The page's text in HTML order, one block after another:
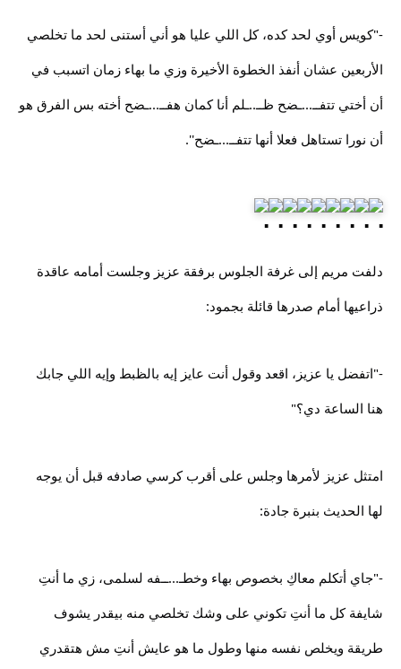
-"كويس أوي لحد كده، كل اللي عليا هو أني أستنى لحد ما تخلصي
الأربعين عشان أنفذ الخطوة الأخيرة وزي ما بهاء زمان اتسبب في
أن أختي تتفــ...ـضح ظــ..ـلم أنا كمان هفــ...ـضح أخته بس الفرق هو
أن نورا تستاهل فعلا أنها تتفــ...ـضح''.
دلفت مريم إلى غرفة الجلوس برفقة عزيز وجلست أمامه عاقدة
ذراعيها أمام صدرها قائلة بجمود:
-"اتفضل يا عزيز، اقعد وقول أنت عايز إيه بالظبط وإيه اللي جابك
هنا الساعة دي؟"
امتثل عزيز لأمرها وجلس على أقرب كرسي صادفه قبل أن يوجه
لها الحديث بنبرة جادة:
-"جاي أتكلم معاكِ بخصوص بهاء وخطـ...ــفه لسلمى، زي ما أنتِ
شايفة كل ما أنتِ تكوني على وشك تخلصي منه بيقدر يشوف
طريقة ويخلص نفسه منها وطول ما هو عايش أنتِ مش هتقدري